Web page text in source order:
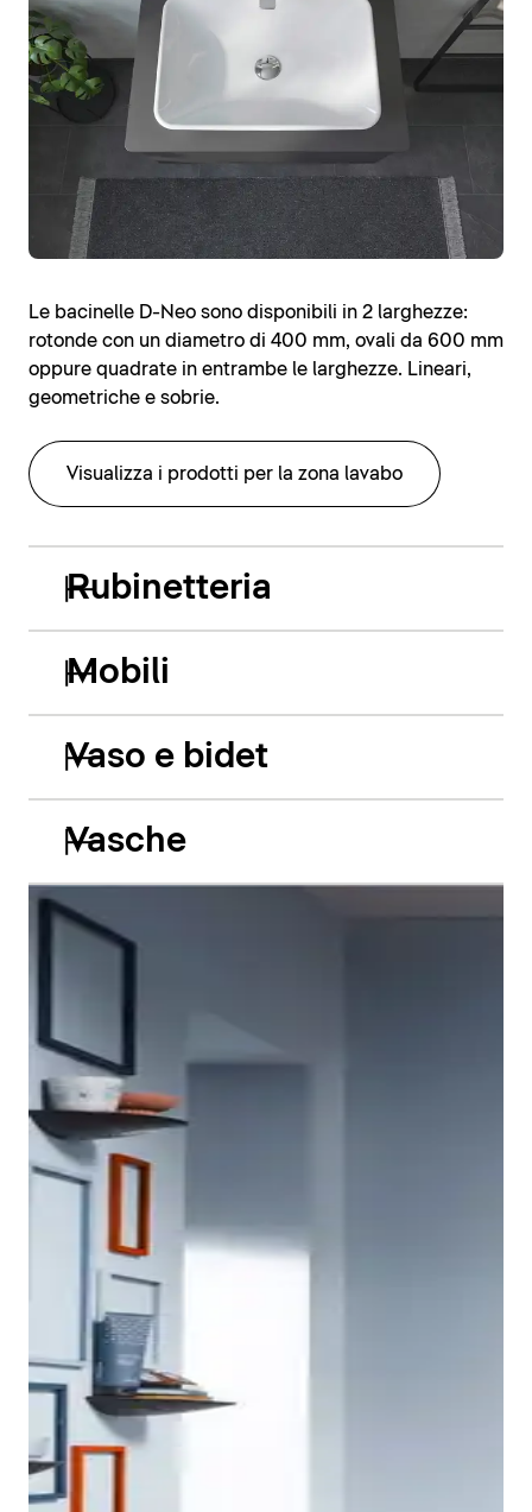
Le bacinelle D-Neo sono disponibili in 2 larghezze:
rotonde con un diametro di 400 mm, ovali da 600 mm
oppure quadrate in entrambe le larghezze. Lineari,
geometriche e sobrie.
Visualizza i prodotti per la zona lavabo
Rubinetteria
Mobili
Vaso e bidet
Vasche